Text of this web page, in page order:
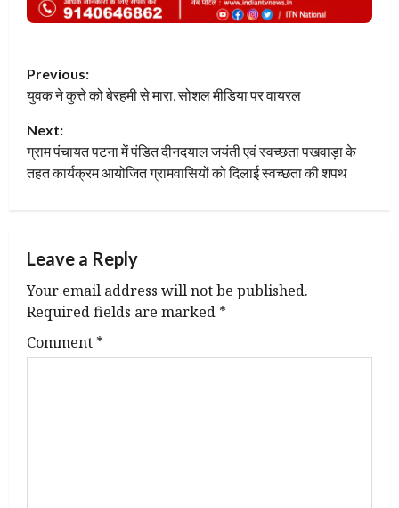
Previous:
युवक ने कुत्ते को बेरहमी से मारा, सोशल मीडिया पर वायरल
Next:
ग्राम पंचायत पटना में पंडित दीनदयाल जयंती एवं स्वच्छता पखवाड़ा के
तहत कार्यक्रम आयोजित ग्रामवासियों को दिलाई स्वच्छता की शपथ
Leave a Reply
Your email address will not be published.
Required fields are marked *
Comment *